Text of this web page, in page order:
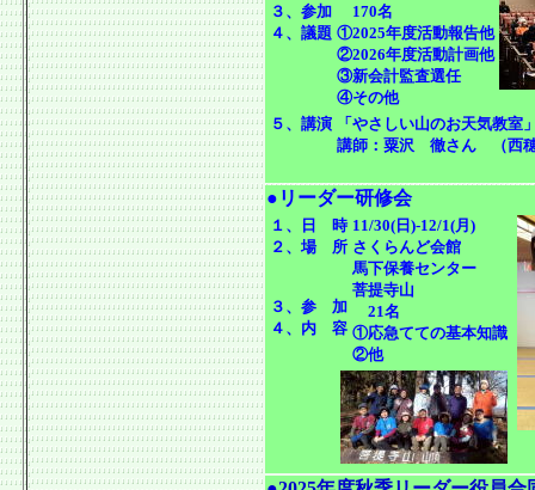
３、参加
４、議題
170名
①2025年度活動報告他
②2026年度活動計画他
③新会計監査選任
④その他
５、講演
「やさしい山のお天気教室
講師：粟沢 徹さん （西穂
●リーダー研修会
１、日 時
２、場 所
３、参 加
４、内 容
11/30(日)-12/1(月)
さくらんど会館
馬下保養センター
菩提寺山
21名
①応急てての基本知識
②他